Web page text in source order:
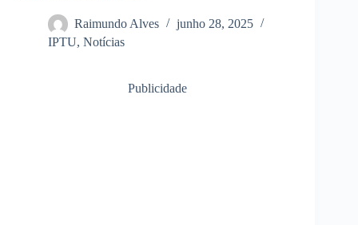
Raimundo Alves
junho 28, 2025
IPTU, Notícias
Publicidade